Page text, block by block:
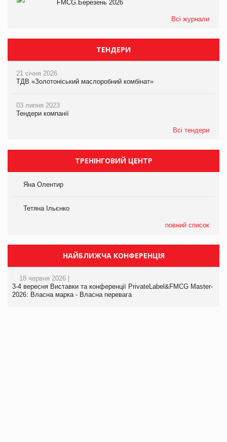
FMCG.Березень 2026
Всі журнали
ТЕНДЕРИ
21 січня 2026
ТДВ «Золотоніський маслоробний комбінат»
03 липня 2023
Тендери компанії
Всі тендери
ТРЕНІНГОВИЙ ЦЕНТР
Яна Олентир
Тетяна Ільєнко
повний список
НАЙБЛИЖЧА КОНФЕРЕНЦІЯ
18 червня 2026 |
3-4 вересня Виставки та конференції PrivateLabel&FMCG Master-
2026: Власна марка - Власна перевага